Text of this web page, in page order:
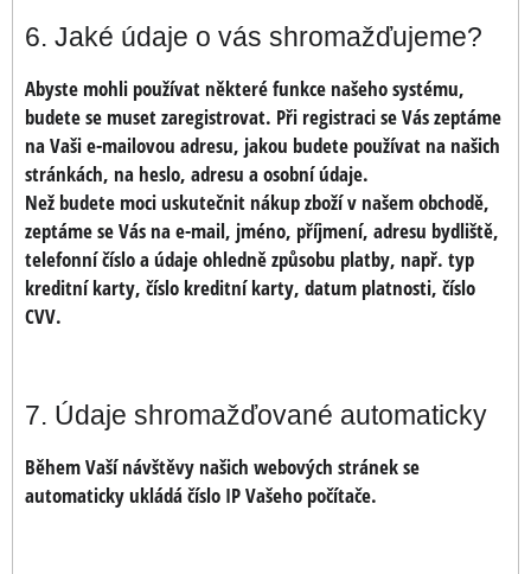
6. Jaké údaje o vás shromažďujeme?
Abyste mohli používat některé funkce našeho systému,
budete se muset zaregistrovat. Při registraci se Vás zeptáme
na Vaši e-mailovou adresu, jakou budete používat na našich
stránkách, na heslo, adresu a osobní údaje.
Než budete moci uskutečnit nákup zboží v našem obchodě,
zeptáme se Vás na e-mail, jméno, příjmení, adresu bydliště,
telefonní číslo a údaje ohledně způsobu platby, např. typ
kreditní karty, číslo kreditní karty, datum platnosti, číslo
CVV.
7. Údaje shromažďované automaticky
Během Vaší návštěvy našich webových stránek se
automaticky ukládá číslo IP Vašeho počítače.